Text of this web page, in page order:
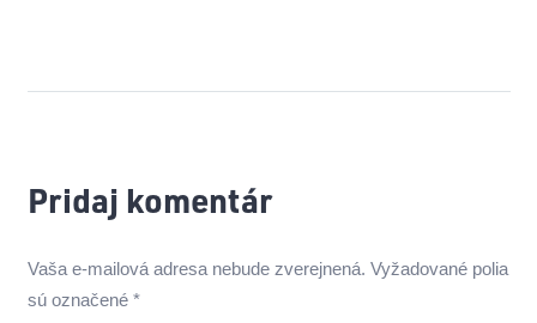
Pridaj komentár
Vaša e-mailová adresa nebude zverejnená. Vyžadované polia
sú označené *